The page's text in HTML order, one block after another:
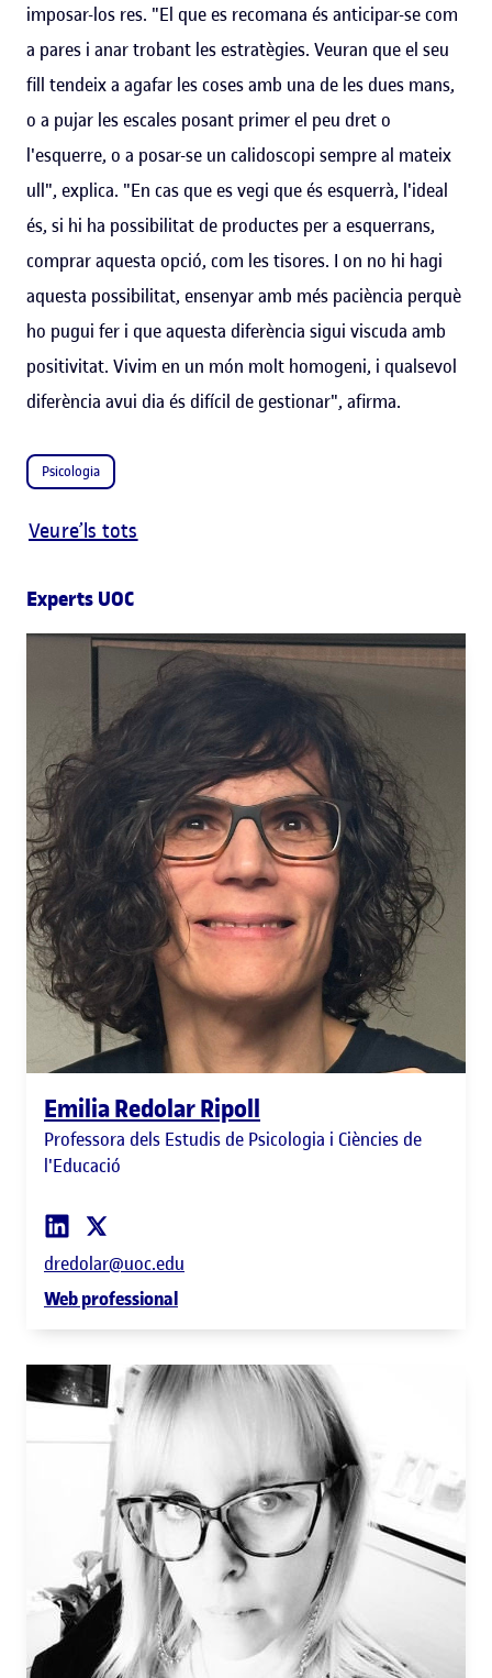
imposar-los res. "El que es recomana és anticipar-se com
a pares i anar trobant les estratègies. Veuran que el seu
fill tendeix a agafar les coses amb una de les dues mans,
o a pujar les escales posant primer el peu dret o
l'esquerre, o a posar-se un calidoscopi sempre al mateix
ull", explica. "En cas que es vegi que és esquerrà, l'ideal
és, si hi ha possibilitat de productes per a esquerrans,
comprar aquesta opció, com les tisores. I on no hi hagi
aquesta possibilitat, ensenyar amb més paciència perquè
ho pugui fer i que aquesta diferència sigui viscuda amb
positivitat. Vivim en un món molt homogeni, i qualsevol
diferència avui dia és difícil de gestionar", afirma.
Psicologia
Veure’ls tots
Experts UOC
Emilia Redolar Ripoll
Professora dels Estudis de Psicologia i Ciències de
l'Educació
dredolar@uoc.edu
Web professional